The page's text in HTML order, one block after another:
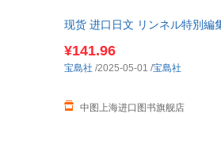
现货 进口日文 リンネル特別編
¥141.96
中图上海进口图书旗舰店
宝島社 /2025-05-01 /宝島社